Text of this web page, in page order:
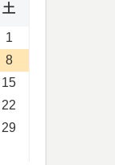
土
1
8
15
22
29